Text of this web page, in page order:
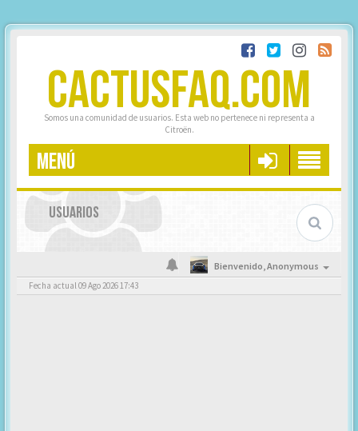
CACTUSFAQ.COM
Somos una comunidad de usuarios. Esta web no pertenece ni representa a
Citroën.
MENÚ
USUARIOS
Bienvenido,Anonymous
Fecha actual 09 Ago 2026 17:43